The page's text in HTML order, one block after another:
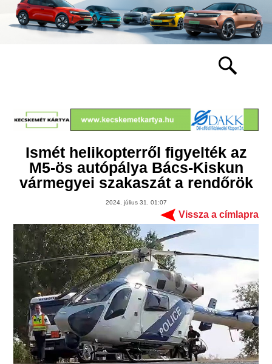
Ismét helikopterről figyelték az
M5-ös autópálya Bács-Kiskun
vármegyei szakaszát a rendőrök
2024. július 31. 01:07
Vissza a címlapra